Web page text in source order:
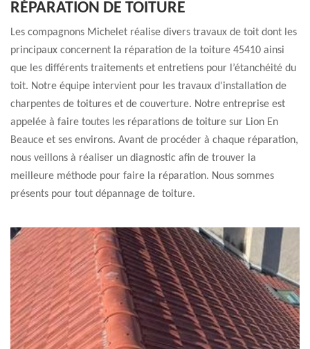
RÉPARATION DE TOITURE
Les compagnons Michelet réalise divers travaux de toit dont les
principaux concernent la réparation de la toiture 45410 ainsi
que les différents traitements et entretiens pour l’étanchéité du
toit. Notre équipe intervient pour les travaux d'installation de
charpentes de toitures et de couverture. Notre entreprise est
appelée à faire toutes les réparations de toiture sur Lion En
Beauce et ses environs. Avant de procéder à chaque réparation,
nous veillons à réaliser un diagnostic afin de trouver la
meilleure méthode pour faire la réparation. Nous sommes
présents pour tout dépannage de toiture.